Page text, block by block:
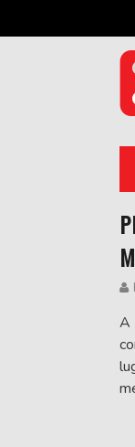
A